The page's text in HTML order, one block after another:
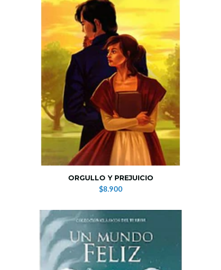
ORGULLO Y PREJUICIO
$8.900